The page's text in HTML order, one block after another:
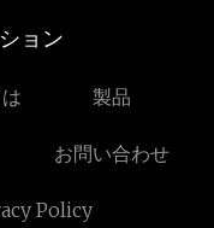
ョン
製品
お問い合わせ
Policy